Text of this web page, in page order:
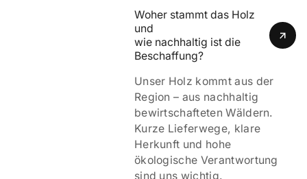
Woher stammt das Holz
und
wie nachhaltig ist die
Beschaffung?
Unser Holz kommt aus der
Region – aus nachhaltig
bewirtschafteten Wäldern.
Kurze Lieferwege, klare
Herkunft und hohe
ökologische Verantwortung
sind uns wichtig.